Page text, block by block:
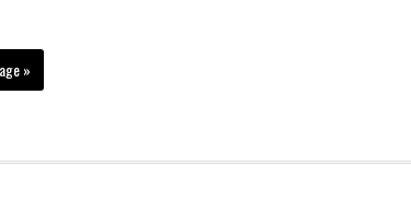
»